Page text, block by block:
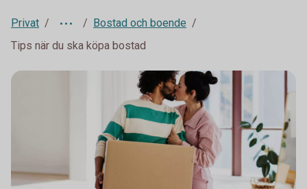
Privat
Bostad och boende
Tips när du ska köpa bostad